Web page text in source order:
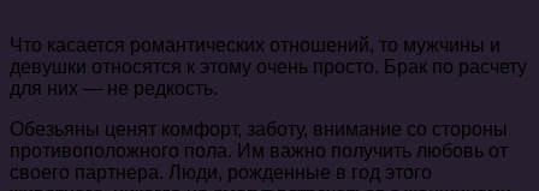
Что касается романтических отношений, то мужчины и
девушки относятся к этому очень просто. Брак по расчету
для них — не редкость.
Обезьяны ценят комфорт, заботу, внимание со стороны
противоположного пола. Им важно получить любовь от
своего партнера. Люди, рожденные в год этого